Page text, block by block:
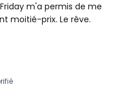
m'a permis de me
moitié-prix. Le rêve.